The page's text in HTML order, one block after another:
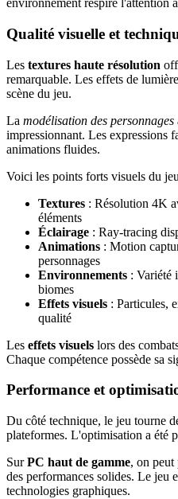
environnement respire l'attention
Qualité visuelle et
Les textures haute résolution
remarquable. Les effets de
scène du jeu.
La modélisation des personnages
impressionnant. Les expressions
animations fluides.
Voici les points forts visuels du
Textures : Résolution 4K
éléments
Éclairage : Ray-tracing
Animations : Motion
personnages
Environnements : Variété
biomes
Effets visuels : Particules,
qualité
Les effets visuels lors des
Chaque compétence possède sa
Performance et
Du côté technique, le jeu tourne
plateformes. L'optimisation a été
SurPC haut de gamme, on
des performances solides. Le jeu
technologies graphiques.